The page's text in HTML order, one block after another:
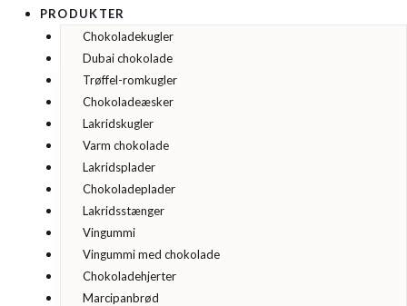
PRODUKTER
Chokoladekugler
Dubai chokolade
Trøffel-romkugler
Chokoladeæsker
Lakridskugler
Varm chokolade
Lakridsplader
Chokoladeplader
Lakridsstænger
Vingummi
Vingummi med chokolade
Chokoladehjerter
Marcipanbrød